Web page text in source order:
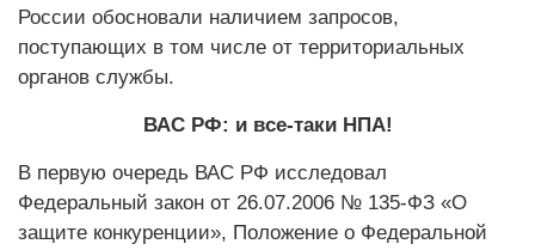
России обосновали наличием запросов,
поступающих в том числе от территориальных
органов службы.
ВАС РФ: и все-таки НПА!
В первую очередь ВАС РФ исследовал
Федеральный закон от 26.07.2006 № 135-ФЗ «О
защите конкуренции», Положение о Федеральной